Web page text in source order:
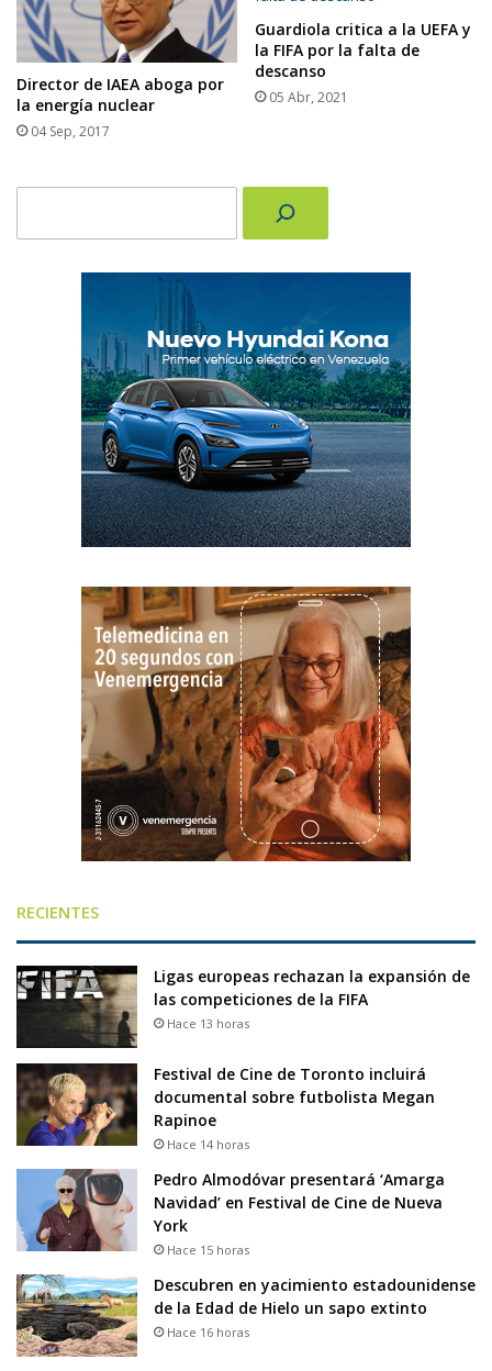
Director de IAEA aboga por
la energía nuclear
04 Sep, 2017
Guardiola critica a la UEFA y
la FIFA por la falta de
descanso
05 Abr, 2021
RECIENTES
Ligas europeas rechazan la expansión de
las competiciones de la FIFA
Hace 13 horas
Festival de Cine de Toronto incluirá
documental sobre futbolista Megan
Rapinoe
Hace 14 horas
Pedro Almodóvar presentará ‘Amarga
Navidad’ en Festival de Cine de Nueva
York
Hace 15 horas
Descubren en yacimiento estadounidense
de la Edad de Hielo un sapo extinto
Hace 16 horas